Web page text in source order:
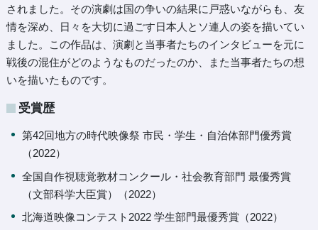
されました。その演劇は国の争いの結果に戸惑いながらも、友
情を深め、日々を大切に過ごす日本人とソ連人の姿を描いてい
ました。この作品は、演劇と当事者たちのインタビューを元に
戦後の混住がどのようなものだったのか、また当事者たちの想
いを描いたものです。
受賞歴
第42回地方の時代映像祭 市民・学生・自治体部門優秀賞
（2022）
全国自作視聴覚教材コンクール・社会教育部門 最優秀賞
（文部科学大臣賞）（2022）
北海道映像コンテスト2022 学生部門最優秀賞（2022）